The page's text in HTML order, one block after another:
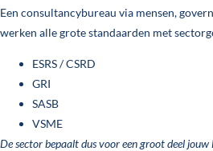
Een consultancybureau via mensen,
werken alle grote standaarden met
ESRS / CSRD
GRI
SASB
VSME
De sector bepaalt dus voor een groot deel jouw